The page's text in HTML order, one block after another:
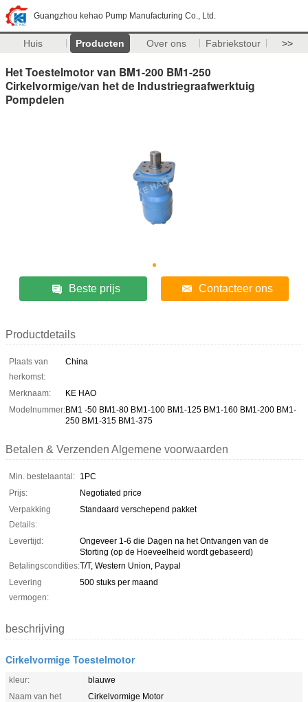
Guangzhou kehao Pump Manufacturing Co., Ltd.
Huis Producten Over ons Fabriekstour >>
Het Toestelmotor van BM1-200 BM1-250
Cirkelvormige/van het de Industriegraafwerktuig
Pompdelen
Beste prijs Contacteer ons
Productdetails
Plaats van
herkomst:
China
Merknaam:
KE HAO
Modelnummer:BM1 -50 BM1-80 BM1-100 BM1-125 BM1-160 BM1-200 BM1-
250 BM1-315 BM1-375
Betalen & Verzenden Algemene voorwaarden
Min. bestelaantal: 1PC
Prijs:
Negotiated price
Verpakking
Details:
Standaard verschepend pakket
Levertijd:
Ongeveer 1-6 die Dagen na het Ontvangen van de
Storting (op de Hoeveelheid wordt gebaseerd)
Betalingscondities:T/T, Western Union, Paypal
Levering
vermogen:
500 stuks per maand
beschrijving
Cirkelvormige Toestelmotor
kleur:
blauwe
Naam van het
Cirkelvormige Motor